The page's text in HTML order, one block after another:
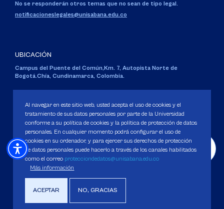
No se responderán otros temas que no sean de tipo legal.
notificacioneslegales@unisabana.edu.co
UBICACIÓN
Campus del Puente del Común,Km. 7, Autopista Norte de
Bogotá.Chía, Cundinamarca, Colombia.
Personería Jurídica:Resolución 130 del 14 de enero de 1980.
Ministerio de Educación Nacional.
Política de Protección de datos
Derechos Pecuniarios
Al navegar en este sitio web, usted acepta el uso de cookies y el
tratamiento de sus datos personales por parte de la Universidad
conforme a su política de cookies y la política de protección de datos
personales. En cualquier momento podrá configurar el uso de
cookies en su ordenador, y para ejercer sus derechos de protección
de datos personales puede hacerlo a través de los canales habilitados
como el correo protecciondedatos@unisabana.edu.co
Más información
ACEPTAR NO, GRACIAS